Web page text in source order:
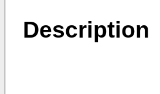
Description